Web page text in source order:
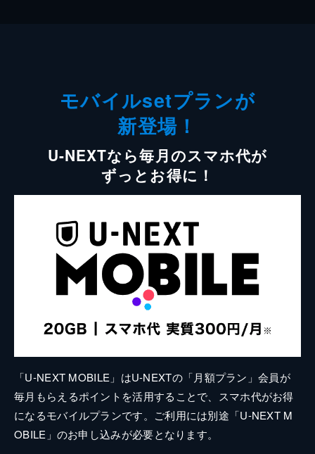
モバイルsetプランが
新登場！
U-NEXTなら毎月のスマホ代が
ずっとお得に！
「U-NEXT MOBILE」はU-NEXTの「月額プラン」会員が
毎月もらえるポイントを活用することで、スマホ代がお得
になるモバイルプランです。ご利用には別途「U-NEXT M
OBILE」のお申し込みが必要となります。